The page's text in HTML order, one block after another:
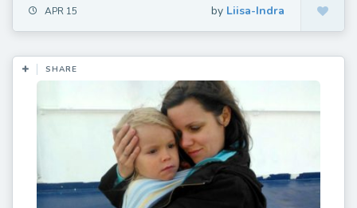
APR 15 by Liisa-Indra
SHARE